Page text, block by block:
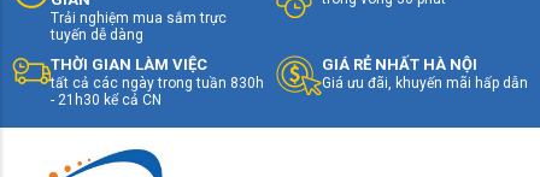
Đại lý Toshiba xuất sắc 2026 - Đại lý Tủ
lạnh Toshiba xuất sắc
Tủ lạnh Toshiba là lựa chọn hàng đầu của
hàng triệu gia đình Việt nhờ vào thiết kế hiện
đại, công nghệ tiên tiến và khả năng tiết kiệm
Trải nghiệm mua sắm trực
tuyến dễ dàng
THỜI GIAN LÀM VIỆC
tất cả các ngày trong tuần 830h
- 21h30 kể cả CN
GIÁ RẺ NHẤT HÀ NỘI
Giá ưu đãi, khuyến mãi hấp dẫn